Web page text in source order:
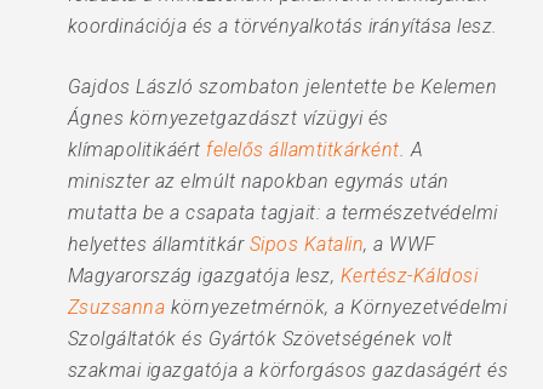
koordinációja és a törvényalkotás irányítása lesz.
Gajdos László szombaton jelentette be Kelemen
Ágnes környezetgazdászt vízügyi és
klímapolitikáért felelős államtitkárként. A
miniszter az elmúlt napokban egymás után
mutatta be a csapata tagjait: a természetvédelmi
helyettes államtitkár Sipos Katalin, a WWF
Magyarország igazgatója lesz, Kertész-Káldosi
Zsuzsanna környezetmérnök, a Környezetvédelmi
Szolgáltatók és Gyártók Szövetségének volt
szakmai igazgatója a körforgásos gazdaságért és